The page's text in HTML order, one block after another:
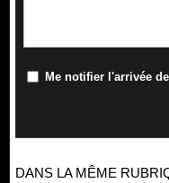
Me notifier l'arrivée
DANS LA MÊME